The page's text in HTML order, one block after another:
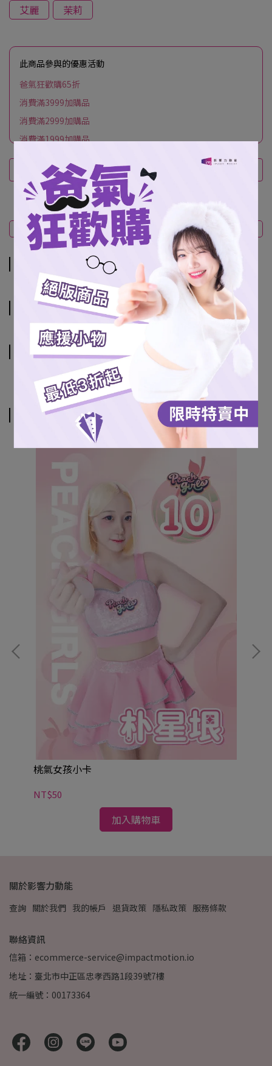
艾麗
茉莉
此商品參與的優惠活動
爸氣狂歡購65折
消費滿3999加購品
消費滿2999加購品
消費滿1999加購品
商品介紹 規格說明
規格說明
運送方式
相關商品
桃氣女孩小卡
NT$50
加入購物車
關於影響力動能
查詢 關於我們 我的帳戶 退貨政策 隱私政策 服務條款
聯絡資訊
信箱：ecommerce-service@impactmotion.io
地址：臺北市中正區忠孝西路1段39號7樓
統一編號：00173364